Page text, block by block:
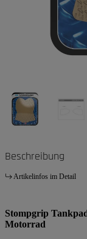
Beschreibung
Artikelinfos im Detail
Stompgrip
Motorrad